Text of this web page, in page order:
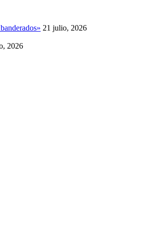
21 julio, 2026
2026